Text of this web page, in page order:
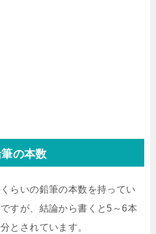
の本数
らいの鉛筆の本数を持ってい
すが、結論から書くと5～6本
とされています。